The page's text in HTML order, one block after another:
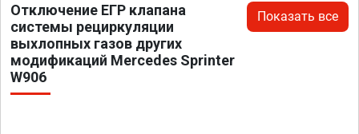
Отключение ЕГР клапана
системы рециркуляции
выхлопных газов других
модификаций Mercedes Sprinter
W906
Показать все